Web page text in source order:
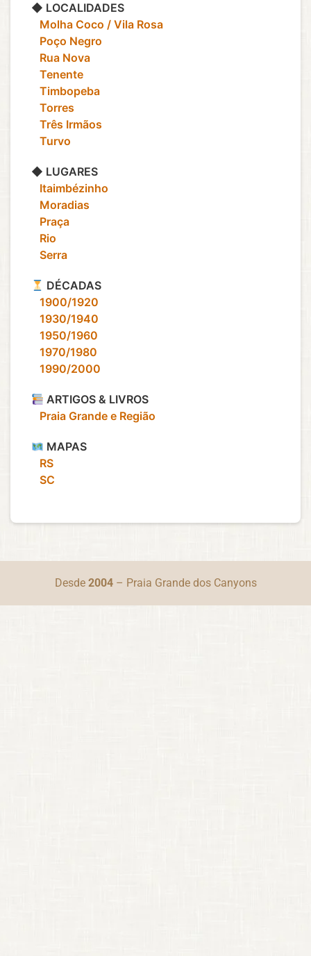
◆ LOCALIDADES
‎ ‎ ‎ Molha Coco / Vila Rosa
‎ ‎ ‎ Poço Negro
‎ ‎ ‎ Rua Nova
‎ ‎ ‎ Tenente
‎ ‎ ‎ Timbopeba
‎ ‎ ‎ Torres
‎ ‎ ‎ Três Irmãos
‎ ‎ ‎ Turvo
◆ LUGARES
‎ ‎ ‎ Itaimbézinho
‎ ‎ ‎ Moradias
‎ ‎ ‎ Praça
‎ ‎ ‎ Rio
‎ ‎ ‎ Serra
DÉCADAS
‎ ‎ ‎ 1900/1920
‎ ‎ ‎ 1930/1940
‎ ‎ ‎ 1950/1960
‎ ‎ ‎ 1970/1980
‎ ‎ ‎ 1990/2000
ARTIGOS & LIVROS
‎ ‎ ‎ Praia Grande e Região
MAPAS
‎ ‎ ‎ RS
‎ ‎ ‎ SC
Desde 2004– Praia Grande dos Canyons